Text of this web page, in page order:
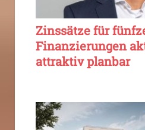
Zinssätze für
Finanzierungen
attraktiv planbar